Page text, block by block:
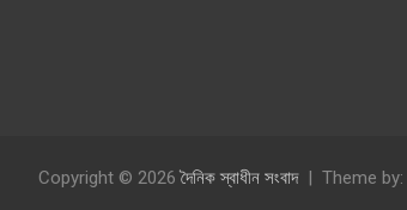
Copyright © 2026দৈনিক স্বাধীন সংবাদ Theme by: